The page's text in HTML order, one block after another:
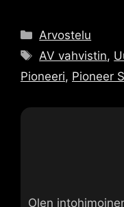
Luokat
Arvostelu
Tunnisteet
AV vahvistin,
Pioneeri, Pioneer
Olen